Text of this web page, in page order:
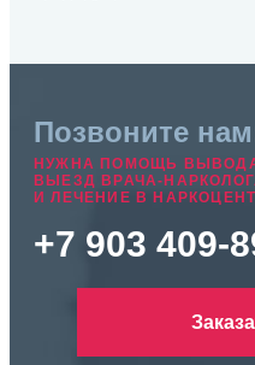
Позвоните
НУЖНА ПОМОЩЬ
ВЫЕЗД ВРАЧА-
И ЛЕЧЕНИЕ В
+7 903 409-